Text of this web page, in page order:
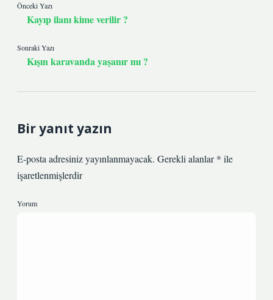
Önceki Yazı
Kayıp ilanı kime verilir ?
Sonraki Yazı
Kışın karavanda yaşanır mı ?
Bir yanıt yazın
E-posta adresiniz yayınlanmayacak. Gerekli alanlar* ile
işaretlenmişlerdir
Yorum